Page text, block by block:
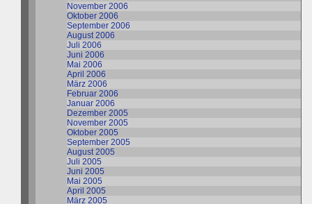
November 2006
Oktober 2006
September 2006
August 2006
Juli 2006
Juni 2006
Mai 2006
April 2006
März 2006
Februar 2006
Januar 2006
Dezember 2005
November 2005
Oktober 2005
September 2005
August 2005
Juli 2005
Juni 2005
Mai 2005
April 2005
März 2005